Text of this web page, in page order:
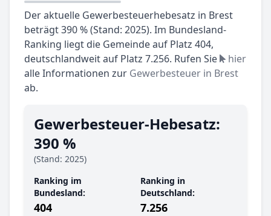
Der aktuelle Gewerbesteuerhebesatz in Brest
beträgt 390 % (Stand: 2025). Im Bundesland-
Ranking liegt die Gemeinde auf Platz 404,
deutschlandweit auf Platz 7.256. Rufen Sie
hier
alle Informationen zur Gewerbesteuer in Brest
ab.
Gewerbesteuer-Hebesatz:
390 %
(Stand: 2025)
Ranking im
Bundesland:
404
Ranking in
Deutschland:
7.256